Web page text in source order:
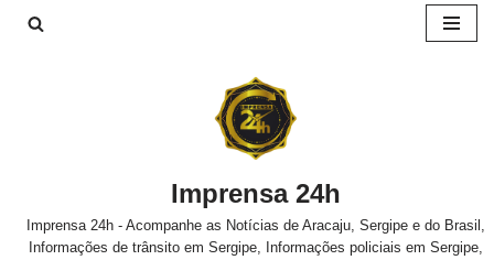
Imprensa 24h
Imprensa 24h - Acompanhe as Notícias de Aracaju, Sergipe e do Brasil,
Informações de trânsito em Sergipe, Informações policiais em Sergipe,